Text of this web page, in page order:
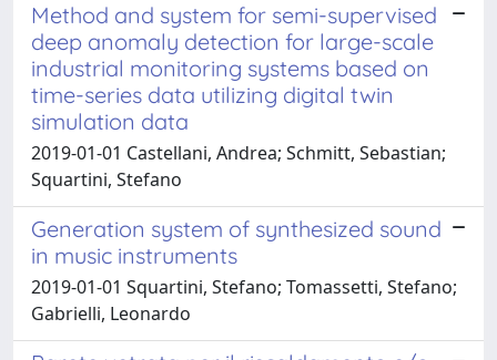
Method and system for semi-supervised
deep anomaly detection for large-scale
industrial monitoring systems based on
time-series data utilizing digital twin
simulation data
2019-01-01 Castellani, Andrea; Schmitt, Sebastian;
Squartini, Stefano
Generation system of synthesized sound
in music instruments
2019-01-01 Squartini, Stefano; Tomassetti, Stefano;
Gabrielli, Leonardo